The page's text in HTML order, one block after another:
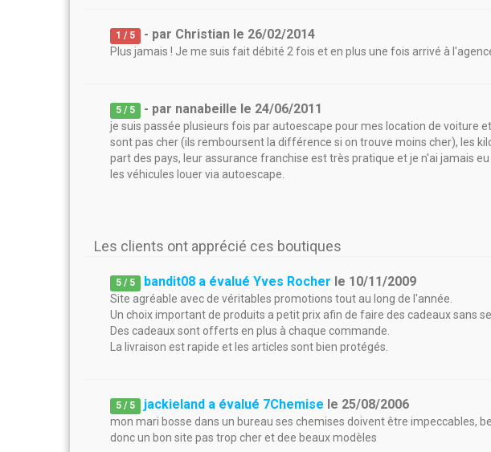
1 / 5 - par Christian le 26/02/2014
Plus jamais ! Je me suis fait débité 2 fois et en plus une fois arrivé à
5 / 5 - par nanabeille le 24/06/2011
je suis passée plusieurs fois par autoescape pour mes location de voiture
sont pas cher (ils remboursent la différence si on trouve moins cher), les
part des pays, leur assurance franchise est très pratique et je n'ai jamais
les véhicules louer via autoescape.
Les clients ont apprécié ces boutiques
5 / 5 bandit08 a évalué Yves Rocher le 10/11/2009
Site agréable avec de véritables promotions tout au long de l'année.
Un choix important de produits a petit prix afin de faire des cadeaux sans
Des cadeaux sont offerts en plus à chaque commande.
La livraison est rapide et les articles sont bien protégés.
5 / 5 jackieland a évalué 7Chemise le 25/08/2006
mon mari bosse dans un bureau ses chemises doivent être impeccables,
donc un bon site pas trop cher et dee beaux modèles